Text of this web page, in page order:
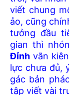
viết chung
ảo, cũng
tưởng đầu
gian thì
Đỉnh vẫn
lực chưa đủ,
gác bản
tập viết vài